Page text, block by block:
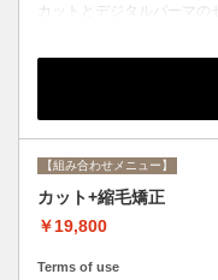
カットとデジタルパーマの
りルーズなカールまで大
【組み合わせメニュー】
カット+縮毛矯正
￥19,800
Terms of use